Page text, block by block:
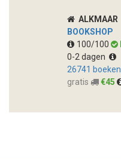
ALKMAAR
BOOKSHOP
100/100
0-2 dagen
26741 boeken
gratis
€45